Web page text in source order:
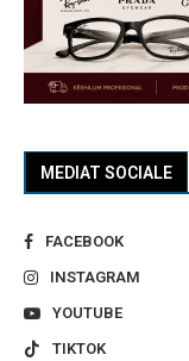
MEDIAT SOCIALE
FACEBOOK
INSTAGRAM
YOUTUBE
TIKTOK